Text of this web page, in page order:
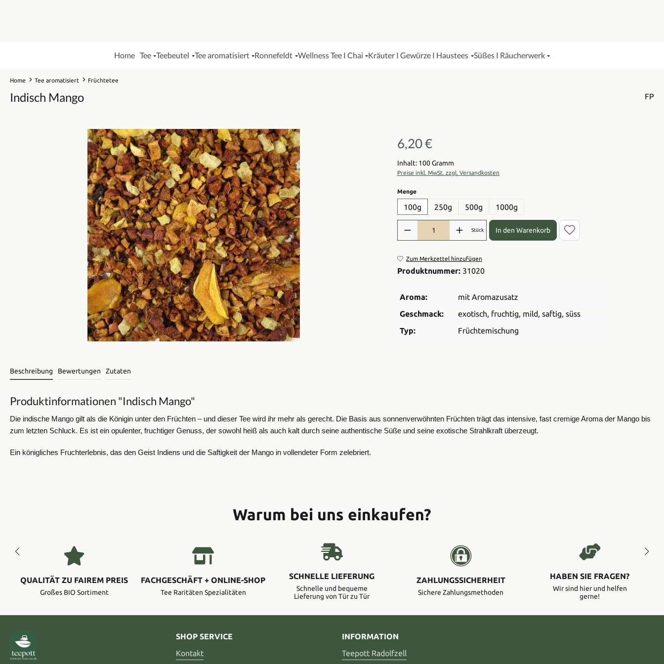
Home Tee Teebeutel Tee aromatisiert Ronnefeldt Wellness Tee I Chai Kräuter I Gewürze I Haustees Süßes I Räucherwerk
Home Tee aromatisiert Früchtetee
Indisch Mango FP
Bildergalerie überspringen
Regulärer Preis:
6,20 €
Inhalt: 100 Gramm
Preise inkl. MwSt. zzgl. Versandkosten
Mengeauswählen
100g 250g 500g 1000g
Produkt Anzahl: Gib den gewünschten Wert ein oder benutze die
Stück In den Warenkorb
Zum Merkzettel hinzufügen
Produktnummer: 31020
Aroma:
mit Aromazusatz
Geschmack:
exotisch, fruchtig, mild, saftig, süss
Typ:
Früchtemischung
Beschreibung Bewertungen Zutaten
Produktinformationen "Indisch Mango"
Die indische Mango gilt als die Königin unter den Früchten – und dieser Tee wird ihr mehr als gerecht. Die Basis aus sonnenverwöhnten Früchten trägt das intensive, fast cremige Aroma der Mango bis
zum letzten Schluck. Es ist ein opulenter, fruchtiger Genuss, der sowohl heiß als auch kalt durch seine authentische Süße und seine exotische Strahlkraft überzeugt.
Ein königliches Fruchterlebnis, das den Geist Indiens und die Saftigkeit der Mango in vollendeter Form zelebriert.
Warum bei uns einkaufen?
QUALITÄT ZU FAIREM PREIS
Großes BIO Sortiment
FACHGESCHÄFT + ONLINE-SHOP
Tee Raritäten Spezialitäten
SCHNELLE LIEFERUNG
Schnelle und bequeme
Lieferung von Tür zu Tür
ZAHLUNGSSICHERHEIT
Sichere Zahlungsmethoden
HABEN SIE FRAGEN?
Wir sind hier und helfen
gerne!
SHOP SERVICE
Kontakt
INFORMATION
Teepott Radolfzell